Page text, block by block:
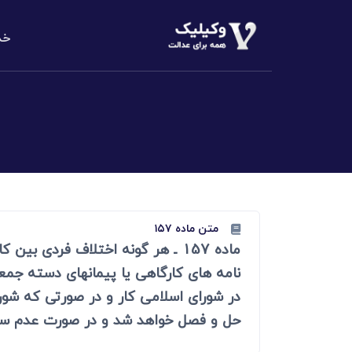
الزام به
دعاوی
دعاوی
مطالبه
متن ماده ۱۵۷
ماده 157 ـ هر گونه اختلاف
نامه های کارگاهی یا پیمانهای دسته
در شورای اسلامی کار و در صورتی که
حل و فصل خواهد شد و در صورت عدم